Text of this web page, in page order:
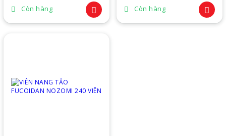
Còn hàng Còn hàng